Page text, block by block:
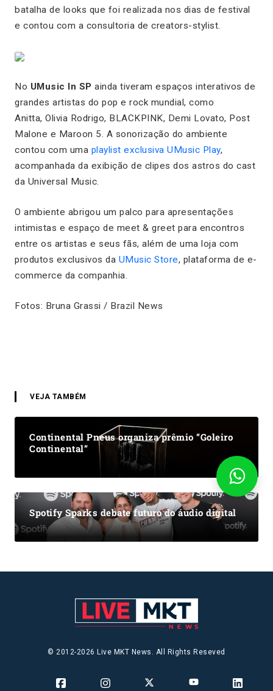
batalha de looks que foi realizada nos dias de festival
e contou com a consultoria de creators-stylist.
No UMusic In SP ainda tiveram espaços interativos de
grandes artistas do pop e rock mundial, como
Anitta, Olivia Rodrigo, BLACKPINK, Demi Lovato, Post
Malone e Maroon 5. A sonorização do ambiente
contou com uma playlist exclusiva UMusic Play,
acompanhada da exibição de clipes dos astros do cast
da Universal Music.
O ambiente abrigou um palco para apresentações
intimistas e espaço de meet & greet para encontros
entre os artistas e seus fãs, além de uma loja com
produtos exclusivos da UMusic Store, plataforma de e-
commerce da companhia.
Fotos: Bruna Grassi / Brazil News
VEJA TAMBÉM
Continental Pneus organiza prêmio “Goleiro
Continental”
Spotify Sparks debate futuro do áudio digital
© 2012-2026 Live MKT News. All Rights Reseved